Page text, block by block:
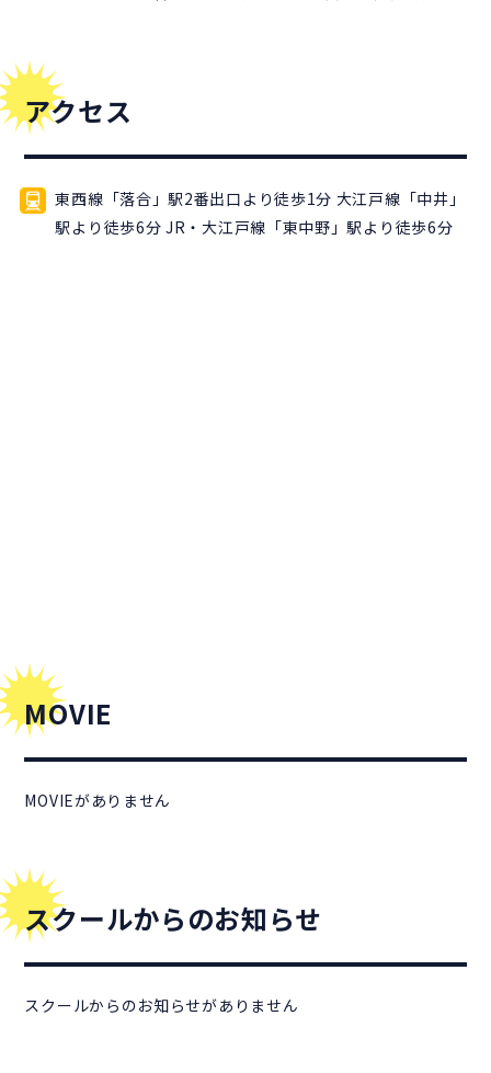
アクセス
東西線「落合」駅2番出口より徒歩1分 大江戸線「中井」
駅より徒歩6分 JR・大江戸線「東中野」駅より徒歩6分
MOVIE
MOVIEがありません
スクールからのお知らせ
スクールからのお知らせがありません